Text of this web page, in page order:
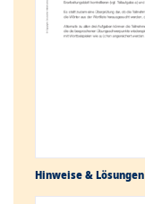
Hinweise & Lösungen